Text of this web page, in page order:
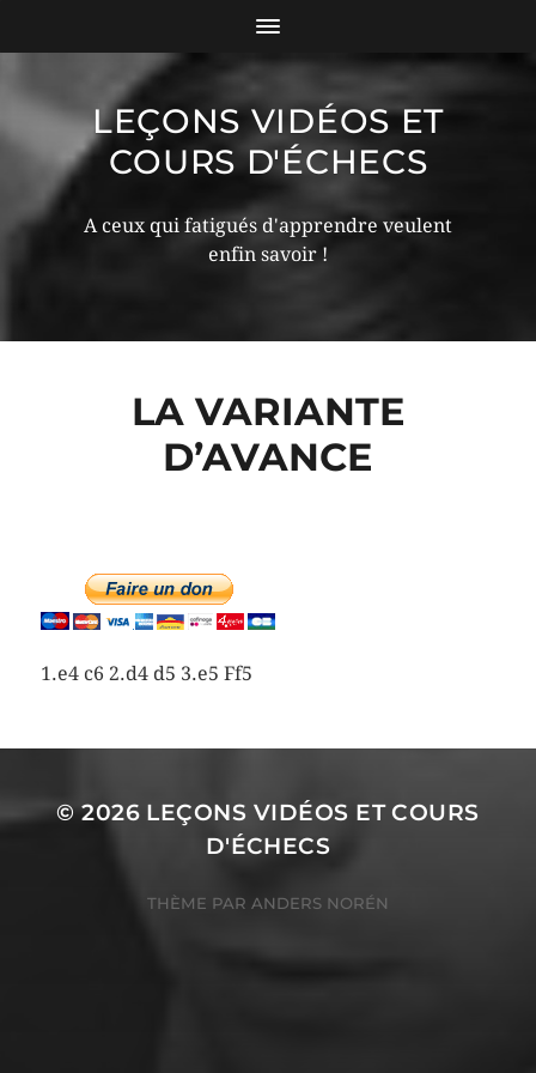
LEÇONS VIDÉOS ET
COURS D'ÉCHECS
A ceux qui fatigués d'apprendre veulent
enfin savoir !
LA VARIANTE
D’AVANCE
1.e4 c6 2.d4 d5 3.e5 Ff5
© 2026 LEÇONS VIDÉOS ET COURS
D'ÉCHECS
THÈME PAR ANDERS NORÉN